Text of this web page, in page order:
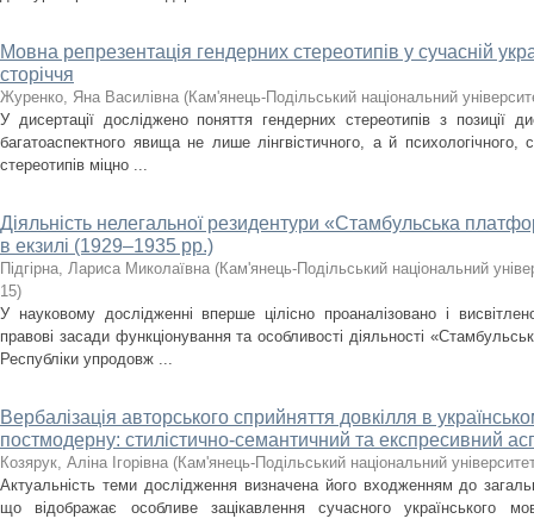
Мовна репрезентація гендерних стереотипів у сучасній
сторіччя
Журенко, Яна Василівна (Кам'янець-Подільський національний
У дисертації досліджено поняття гендерних стереотипів з позиції
багатоаспектного явища не лише лінгвістичного, а й психологічного,
стереотипів міцно ...
Діяльність нелегальної резидентури «Стамбульська
в екзилі (1929–1935 рр.)
Підгірна, Лариса Миколаївна (Кам'янець-Подільський національний
15)
У науковому дослідженні вперше цілісно проаналізовано і
правові засади функціонування та особливості діяльності
Республіки упродовж ...
Вербалізація авторського сприйняття довкілля в
постмодерну: стилістично-семантичний та експресивний
Козярук, Аліна Ігорівна (Кам'янець-Подільський національний
Актуальність теми дослідження визначена його входженням до
що відображає особливе зацікавлення сучасного українського